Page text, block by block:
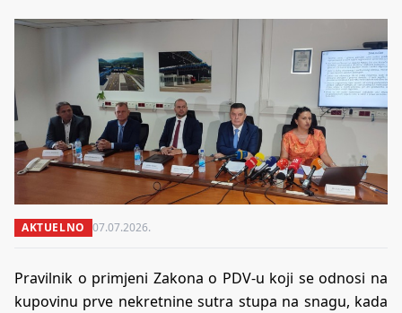
AKTUELNO 07.07.2026.
Pravilnik o primjeni Zakona o PDV-u koji se odnosi na
kupovinu prve nekretnine sutra stupa na snagu, kada